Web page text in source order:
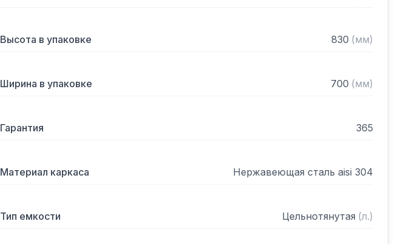
– Поставляется в собранном виде
Высота в упаковке 830 (мм)
Ширина в упаковке 700 (мм)
Гарантия 365
Материал каркаса Нержавеющая сталь aisi 304
Тип емкости Цельнотянутая (л.)